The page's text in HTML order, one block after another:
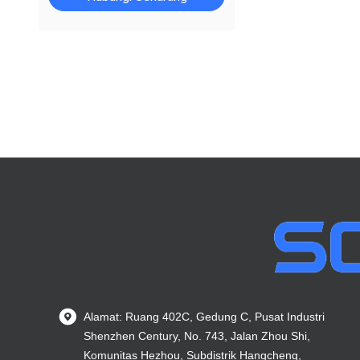
Alamat: Ruang 402C, Gedung C, Pusat Industri
Shenzhen Century, No. 743, Jalan Zhou Shi,
Komunitas Hezhou, Subdistrik Hangcheng,